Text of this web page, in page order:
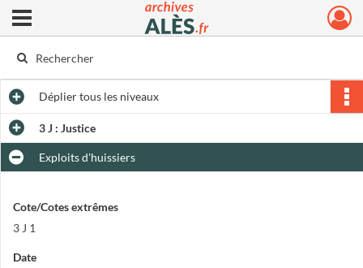
Archives municipales d'Alès
Ouvrir le menu déroulant
Dépliertous les niveaux
3 J : Justice
Exploits d'huissiers
Cote/Cotes extrêmes
3 J 1
Date